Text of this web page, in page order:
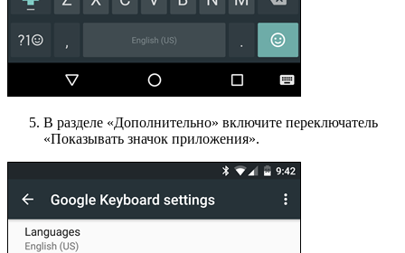
В разделе «Дополнительно» включите переключатель
«Показывать значок приложения».